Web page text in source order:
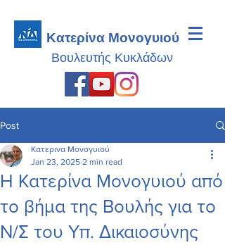
Κατερίνα Μονογυιού
Βουλευτής Κυκλάδων
Post
Η Κατερίνα Μονογυιού από
το βήμα της Βουλής για το
Ν/Σ του Υπ. Δικαιοσύνης
Κατερινα Μονογυιού
Jan 23, 2025 2 min read